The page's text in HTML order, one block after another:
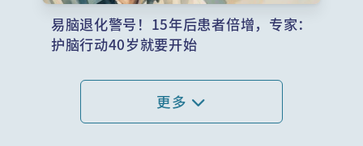
易脑退化警号！15年后患者倍增，专家：
护脑行动40岁就要开始
更多